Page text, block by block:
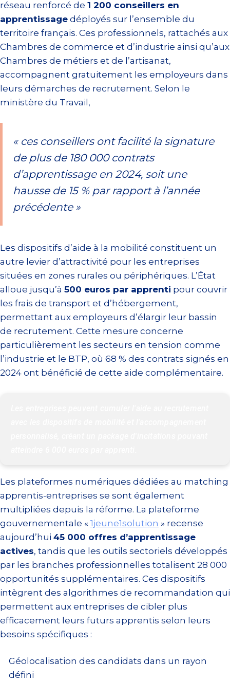
réseau renforcé de 1 200 conseillers en
apprentissage déployés sur l’ensemble du
territoire français. Ces professionnels, rattachés aux
Chambres de commerce et d’industrie ainsi qu’aux
Chambres de métiers et de l’artisanat,
accompagnent gratuitement les employeurs dans
leurs démarches de recrutement. Selon le
ministère du Travail,
« ces conseillers ont facilité la signature
de plus de 180 000 contrats
d’apprentissage en 2024, soit une
hausse de 15 % par rapport à l’année
précédente »
Les dispositifs d’aide à la mobilité constituent un
autre levier d’attractivité pour les entreprises
situées en zones rurales ou périphériques. L’État
alloue jusqu’à 500 euros par apprenti pour couvrir
les frais de transport et d’hébergement,
permettant aux employeurs d’élargir leur bassin
de recrutement. Cette mesure concerne
particulièrement les secteurs en tension comme
l’industrie et le BTP, où 68 % des contrats signés en
2024 ont bénéficié de cette aide complémentaire.
Les plateformes numériques dédiées au matching
apprentis-entreprises se sont également
multipliées depuis la réforme. La plateforme
gouvernementale « 1jeune1solution » recense
aujourd’hui 45 000 offres d’apprentissage
actives, tandis que les outils sectoriels développés
par les branches professionnelles totalisent 28 000
opportunités supplémentaires. Ces dispositifs
intègrent des algorithmes de recommandation qui
permettent aux entreprises de cibler plus
efficacement leurs futurs apprentis selon leurs
besoins spécifiques :
Géolocalisation des candidats dans un rayon
défini